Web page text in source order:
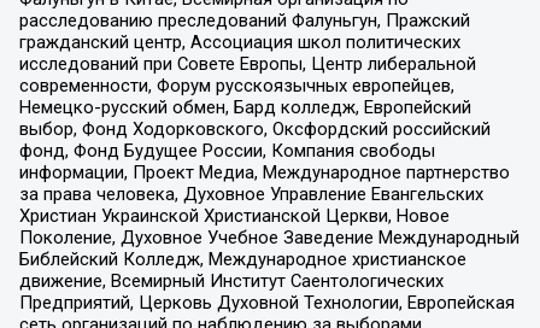
расследованию преследований Фалуньгун, Пражский
гражданский центр, Ассоциация школ политических
исследований при Совете Европы, Центр либеральной
современности, Форум русскоязычных европейцев,
Немецко-русский обмен, Бард колледж, Европейский
выбор, Фонд Ходорковского, Оксфордский российский
фонд, Фонд Будущее России, Компания свободы
информации, Проект Медиа, Международное партнерство
за права человека, Духовное Управление Евангельских
Христиан Украинской Христианской Церкви, Новое
Поколение, Духовное Учебное Заведение Международный
Библейский Колледж, Международное христианское
движение, Всемирный Институт Саентологических
Предприятий, Церковь Духовной Технологии, Европейская